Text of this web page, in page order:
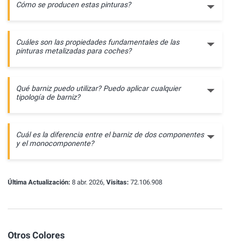
Cómo se producen estas pinturas?
Cuáles son las propiedades fundamentales de las
pinturas metalizadas para coches?
Qué barniz puedo utilizar? Puedo aplicar cualquier
tipología de barniz?
Cuál es la diferencia entre el barniz de dos componentes
y el monocomponente?
Última Actualización: 8 abr. 2026, Visitas: 72.106.908
Otros Colores